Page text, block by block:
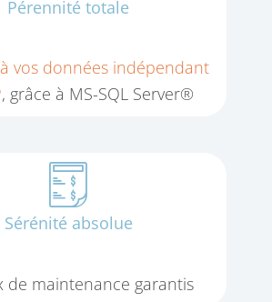
Pérennité totale
vos données indépendant
, grâce à MS-SQL Server®
Sérénité absolue
de maintenance garantis